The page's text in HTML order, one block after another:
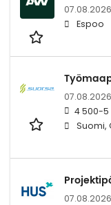
Espoo
4 500-5
Suomi,